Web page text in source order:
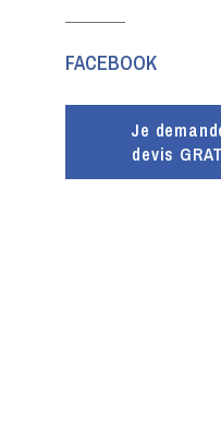
FACEBOOK
Je
devis